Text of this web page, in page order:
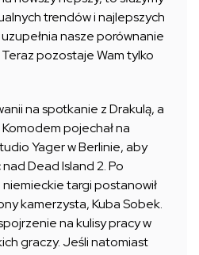
trendów i najlepszych
nasze porównanie
pozostaje Wam tylko
na spotkanie z Drakulą, a
pojechał na
Yager w Berlinie, aby
Dead Island 2. Po
targi postanowił
kamerzysta, Kuba Sobek.
na kulisy pracy w
graczy. Jeśli natomiast